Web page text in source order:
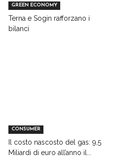
GREEN ECONOMY
Terna e Sogin rafforzano i
bilanci
CONSUMER
Il costo nascosto del gas: 9,5
Miliardi di euro all’anno il...